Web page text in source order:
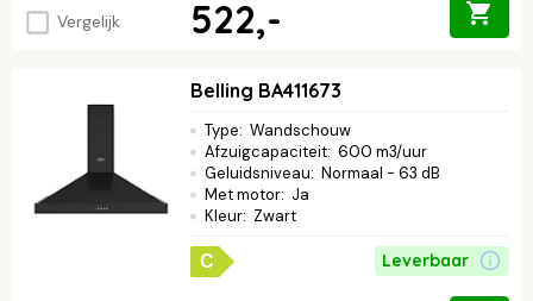
Vergelijk 522,-
Belling BA411673
Type: Wandschouw
Afzuigcapaciteit: 600 m3/uur
Geluidsniveau: Normaal - 63 dB
Met motor: Ja
Kleur: Zwart
C Leverbaar